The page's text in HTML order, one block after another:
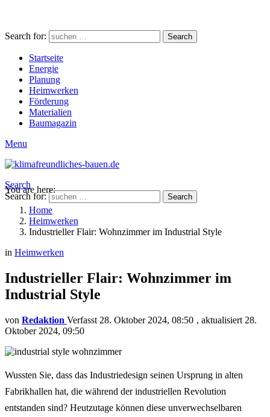
Search for: Search
Startseite
Energie
Planung
Heimwerken
Förderung
Materialien
Baumagazin
Menu
Search
Search for:
Search
You are here:
Home
Heimwerken
Industrieller Flair: Wohnzimmer im Industrial Style
in Heimwerken
Industrieller Flair: Wohnzimmer im
Industrial Style
von Redaktion 28. Oktober 2024, 08:50 aktualisiert 28.
Oktober 2024, 09:50
Wussten Sie, dass das Industriedesign seinen Ursprung in alten
Fabrikhallen hat, die während der industriellen Revolution
entstanden sind? Heutzutage können diese unverwechselbaren